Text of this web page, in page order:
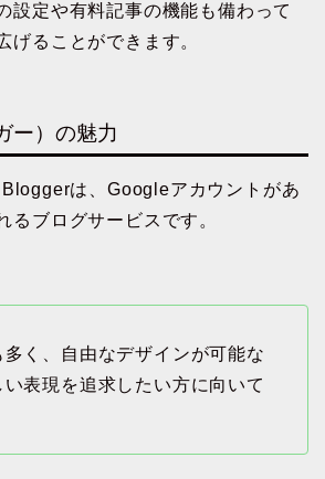
設定や有料記事の機能も備わって
げることができます。
ー）の魅力
は、Googleアカウントがあ
るブログサービスです。
く、自由なデザインが可能な
表現を追求したい方に向いて